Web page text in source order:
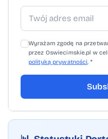
Wyrażam zgodę na
przez Oswiecimskie.pl w
polityką prywatności. *